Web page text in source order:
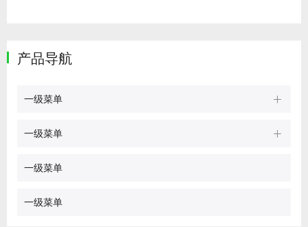
产品导航
一级菜单
一级菜单
一级菜单
一级菜单